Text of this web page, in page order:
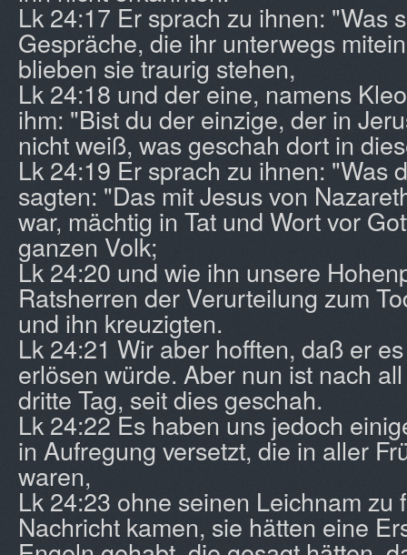
Lk 24:17 Er sprach zu ihnen: "Was
Gespräche, die ihr unterwegs
blieben sie traurig stehen,
Lk 24:18 und der eine, namens
ihm: "Bist du der einzige, der in
nicht weiß, was geschah dort in
Lk 24:19 Er sprach zu ihnen: "Was
sagten: "Das mit Jesus von
war, mächtig in Tat und Wort vor
ganzen Volk;
Lk 24:20 und wie ihn unsere
Ratsherren der Verurteilung zum
und ihn kreuzigten.
Lk 24:21 Wir aber hofften, daß er
erlösen würde. Aber nun ist nach
dritte Tag, seit dies geschah.
Lk 24:22 Es haben uns jedoch
in Aufregung versetzt, die in aller
waren,
Lk 24:23 ohne seinen Leichnam zu
Nachricht kamen, sie hätten eine